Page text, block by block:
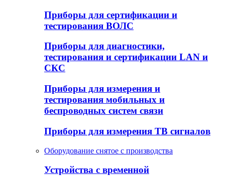
Приборы для сертификации и
тестирования ВОЛС
Приборы для диагностики,
тестирования и сертификации LAN и
СКС
Приборы для измерения и
тестирования мобильных и
беспроводных систем связи
Приборы для измерения ТВ сигналов
Оборудование снятое с производства
Устройства с временной